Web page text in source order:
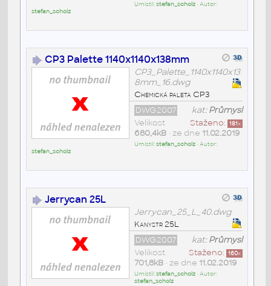
Umístil:stefan_scholz• Autor:
stefan_scholz
CP3 Palette 1140x1140x138mm
CP3_Palette_1140x1140x13
8mm_16.dwg
Chemická paleta CP3
kat:Průmysl
DWG2007
Staženo: 181x
Velikost
680,4kB• ze dne 11.02.2019
Umístil:stefan_scholz• Autor:
stefan_scholz
Jerrycan 25L
Jerrycan_25_L_40.dwg
Kanystr 25L
kat:Průmysl
DWG2007
Staženo: 160x
Velikost
701,8kB• ze dne 11.02.2019
Umístil:stefan_scholz• Autor:
stefan_scholz